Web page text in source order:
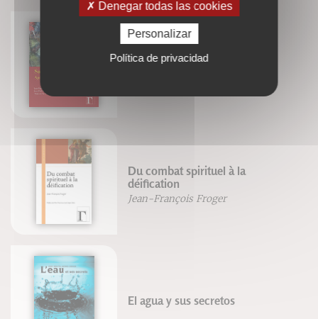
Sainte Marie-Madeleine
Du combat spirituel à la
déification
Jean-François Froger
El agua y sus secretos
Denegar todas las cookies
Personalizar
Política de privacidad